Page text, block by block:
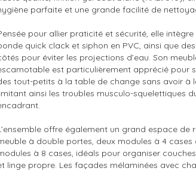
parfaite et une grande facilité de
pour allier praticité et sécurité, elle intègre
quick clack et siphon en PVC, ainsi que
pour éviter les projections d’eau. Son
est particulièrement apprécié pour
tout-petits à la table de change sans avoir à
ainsi les troubles musculo-squelettiques
offre également un grand espace de
à double portes, deux modules à 4 cases
à 8 cases, idéals pour organiser
linge propre. Les façades mélaminées avec